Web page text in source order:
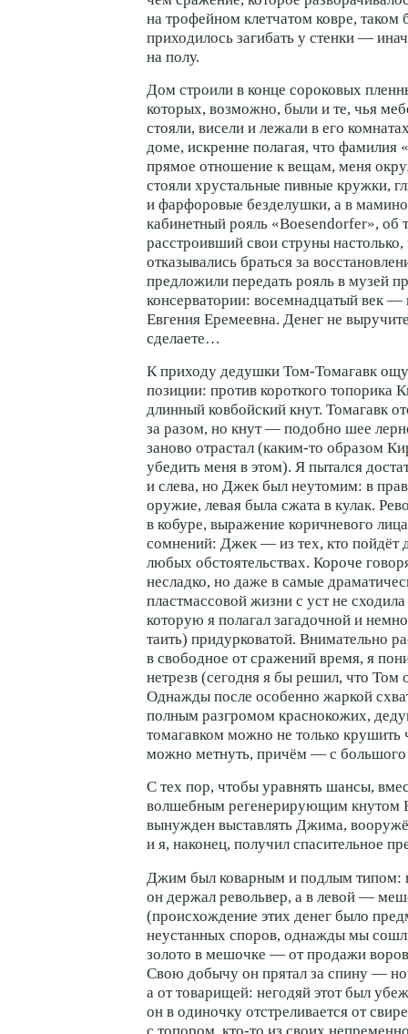
на трофейном клетчатом ковре, таком
приходилось загибать у стенки —
на полу.
Дом строили в конце сороковых
которых, возможно, были и те, чья
стояли, висели и лежали в его
доме, искренне полагая, что фамилия
прямое отношение к вещам, меня
стояли хрустальные пивные кружки,
и фарфоровые безделушки, а в
кабинетный рояль «Boesendorfer», об
расстроивший свои струны настолько,
отказывались браться за
предложили передать рояль в музей
консерватории: восемнадцатый век
Евгения Еремеевна. Денег не
сделаете…
К приходу дедушки Том-Томагавк
позиции: против короткого топорика
длинный ковбойский кнут. Томагавк
за разом, но кнут — подобно шее
заново отрастал (каким-то образом
убедить меня в этом). Я пытался
и слева, но Джек был неутомим: в
оружие, левая была сжата в кулак.
в кобуре, выражение коричневого
сомнений: Джек — из тех, кто пойдёт
любых обстоятельствах. Короче
несладко, но даже в самые
пластмассовой жизни с уст не
которую я полагал загадочной и
таить) придурковатой. Внимательно
в свободное от сражений время, я
нетрезв (сегодня я бы решил, что Том
Однажды после особенно жаркой
полным разгромом краснокожих,
томагавком можно не только крушить
можно метнуть, причём — с большого
С тех пор, чтобы уравнять шансы,
волшебным регенерирующим кнутом
вынужден выставлять Джима,
и я, наконец, получил спасительное
Джим был коварным и подлым типом:
он держал револьвер, а в левой —
(происхождение этих денег было
неустанных споров, однажды мы
золото в мешочке — от продажи
Свою добычу он прятал за спину — но
а от товарищей: негодяй этот был
он в одиночку отстреливается от
с топором, кто-то из своих